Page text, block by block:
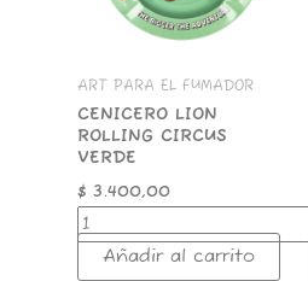
ART PARA EL FUMADOR
CENICERO LION
ROLLING CIRCUS
VERDE
$ 3.400,00
Añadir al carrito